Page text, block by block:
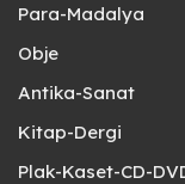
Para-Madalya
Obje
Antika-Sanat
Kitap-Dergi
Plak-Kaset-CD-